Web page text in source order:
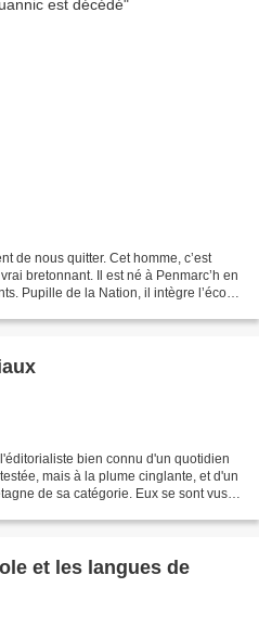
de nous quitter. Cet homme, c’est
bretonnant. Il est né à Penmarc’h en
Pupille de la Nation, il intègre l’école
bien connu d'un quotidien
mais à la plume cinglante, et d'un
de sa catégorie. Eux se sont vus
et les langues de